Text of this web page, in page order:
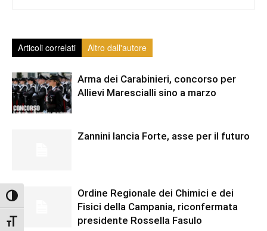
Attiva/disattiva alto contrasto
Attiva/disattiva dimensione testo
Articoli correlati Altro dall'autore
Arma dei Carabinieri, concorso per
Allievi Marescialli sino a marzo
Zannini lancia Forte, asse per il futuro
Ordine Regionale dei Chimici e dei
Fisici della Campania, riconfermata
presidente Rossella Fasulo